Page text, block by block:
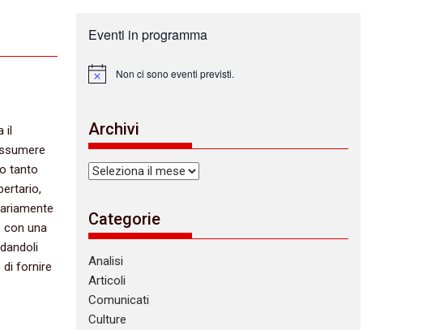
il
tanto
con una
di fornire
Eventi in programma
N
c
e
Non ci sono eventi previsti.
Archivi
Archivi
Categorie
Analisi
Articoli
Comunicati
Culture